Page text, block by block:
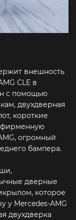
внешность
CLE в
с помощью
двухдверная
короткие
фирменную
огромный
бампера.
дверные
которое
у Mercedes-AMG
двухдверка